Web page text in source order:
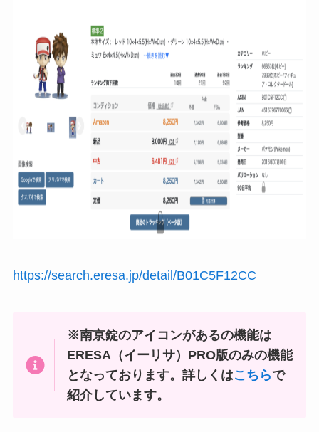
https://search.eresa.jp/detail/B01C5F12CC
※南京錠のアイコンがあるの機能は
ERESA（イーリサ）PRO版のみの機能
となっております。詳しくはこちらで
紹介しています。